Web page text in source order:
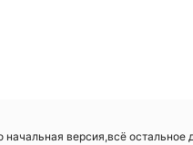
начальная версия,всё остальное